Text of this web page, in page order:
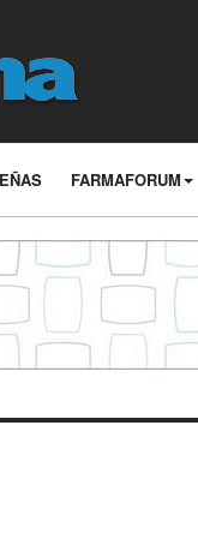
FARMAFORUM